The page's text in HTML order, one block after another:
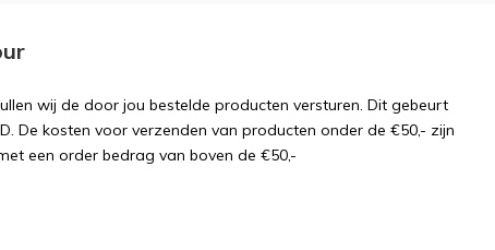
wij de door jou bestelde producten versturen. Dit gebeurt
De kosten voor verzenden van producten onder de €50,- zijn
een order bedrag van boven de €50,-